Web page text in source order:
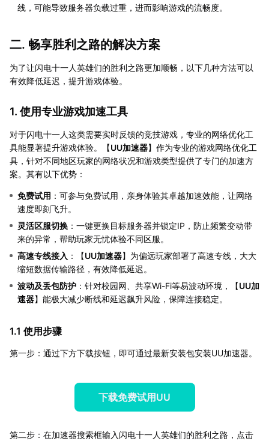
线，可能导致服务器负载过重，进而影响游戏的流畅度。
二. 畅享胜利之路的解决方案
为了让闪电十一人英雄们的胜利之路更加顺畅，以下几种方法可以
有效降低延迟，提升游戏体验。
1. 使用专业游戏加速工具
对于闪电十一人这类需要实时反馈的竞技游戏，专业的网络优化工
具能显著提升游戏体验。【UU加速器】作为专业的游戏网络优化工
具，针对不同地区玩家的网络状况和游戏类型提供了专门的加速方
案。其有以下优势：
免费试用 ：可参与免费试用，亲身体验其卓越加速效能，让网络
速度即刻飞升。
灵活区服切换 ：一键更换目标服务器并锁定IP，防止频繁变动带
来的异常，帮助玩家无忧体验不同区服。
高速专线接入 ：【UU加速器】为偏远玩家部署了高速专线，大大
缩短数据传输路径，有效降低延迟。
波动及丢包防护 ：针对校园网、共享Wi-Fi等易波动环境，【UU加
速器】能极大减少断线和延迟飙升风险，保障连接稳定。
1.1 使用步骤
第一步：通过下方下载按钮，即可通过最新安装包安装UU加速器。
下载免费试用UU
第二步：在加速器搜索框输入闪电十一人英雄们的胜利之路，点击